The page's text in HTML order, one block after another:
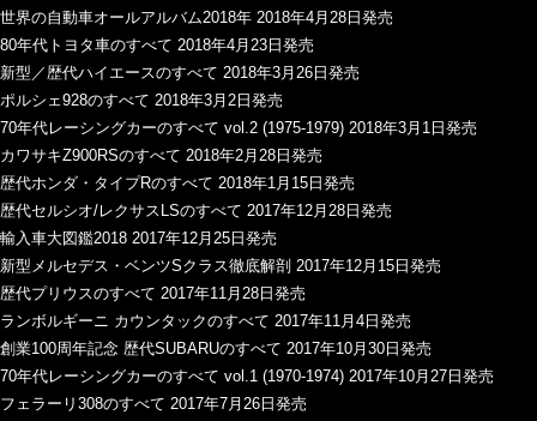
世界の自動車オールアルバム2018年 2018年4月28日発売
80年代トヨタ車のすべて 2018年4月23日発売
新型／歴代ハイエースのすべて 2018年3月26日発売
ポルシェ928のすべて 2018年3月2日発売
70年代レーシングカーのすべて vol.2 (1975-1979) 2018年3月1日発売
カワサキZ900RSのすべて 2018年2月28日発売
歴代ホンダ・タイプRのすべて 2018年1月15日発売
歴代セルシオ/レクサスLSのすべて 2017年12月28日発売
輸入車大図鑑2018 2017年12月25日発売
新型メルセデス・ベンツSクラス徹底解剖 2017年12月15日発売
歴代プリウスのすべて 2017年11月28日発売
ランボルギーニ カウンタックのすべて 2017年11月4日発売
創業100周年記念 歴代SUBARUのすべて 2017年10月30日発売
70年代レーシングカーのすべて vol.1 (1970-1974) 2017年10月27日発売
フェラーリ308のすべて 2017年7月26日発売